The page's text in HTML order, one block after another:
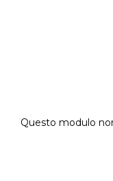
Questo modulo